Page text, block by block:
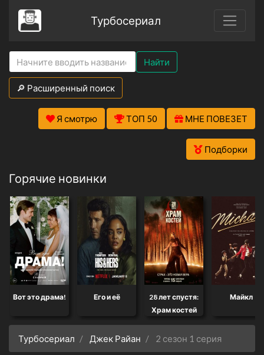
Турбосериал
Найти
🔎 Расширенный поиск
Я смотрю ТОП 50 МНЕ ПОВЕЗЕТ
Подборки
Горячие новинки
Вот это драма! Его и её
28 лет спустя:
Храм костей
Майкл
Турбосериал Джек Райан 2 сезон 1 серия